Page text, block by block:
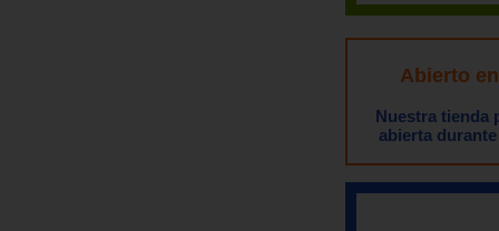
Abierto
Nuestra tienda
abierta